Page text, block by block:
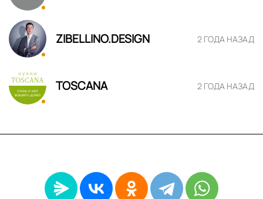
ZIBELLINO.DESIGN 2 ГОДА НАЗАД
TOSCANA 2 ГОДА НАЗАД